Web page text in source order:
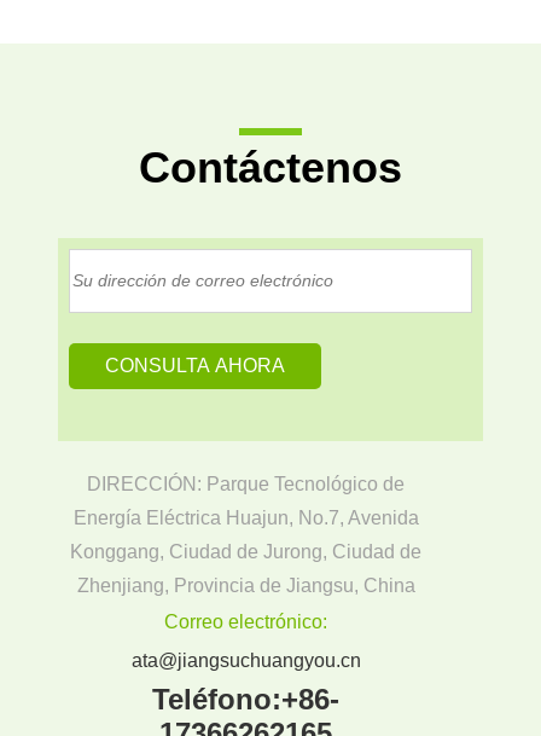
Contáctenos
DIRECCIÓN: Parque Tecnológico de
Energía Eléctrica Huajun, No.7, Avenida
Konggang, Ciudad de Jurong, Ciudad de
Zhenjiang, Provincia de Jiangsu, China
Correo electrónico:
ata@jiangsuchuangyou.cn
Teléfono:+86-